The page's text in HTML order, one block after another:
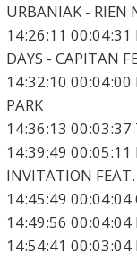
URBANIAK - RIEN
14:26:11 00:04:31
DAYS - CAPITAN
14:32:10 00:04:00
PARK
14:36:13 00:03:37
14:39:49 00:05:11
INVITATION FEAT.
14:45:49 00:04:04
14:49:56 00:04:04
14:54:41 00:03:04